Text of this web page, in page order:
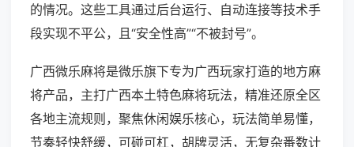
的情况。这些工具通过后台运行、自动连接等技术手
段实现不平公，且“安全性高”“不被封号”。
广西微乐麻将是微乐旗下专为广西玩家打造的地方麻
将产品，主打广西本土特色麻将玩法，精准还原全区
各地主流规则，聚焦休闲娱乐核心，玩法简单易懂，
节奏轻快舒缓，可碰可杠，胡牌灵活，无复杂番数计